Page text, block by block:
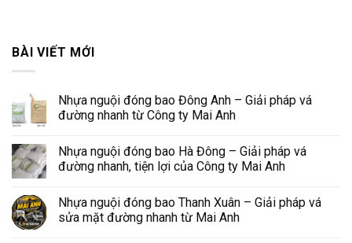
BÀI VIẾT MỚI
Nhựa nguội đóng bao Đông Anh – Giải pháp vá
đường nhanh từ Công ty Mai Anh
Nhựa nguội đóng bao Hà Đông – Giải pháp vá
đường nhanh, tiện lợi của Công ty Mai Anh
Nhựa nguội đóng bao Thanh Xuân – Giải pháp vá
sửa mặt đường nhanh từ Mai Anh